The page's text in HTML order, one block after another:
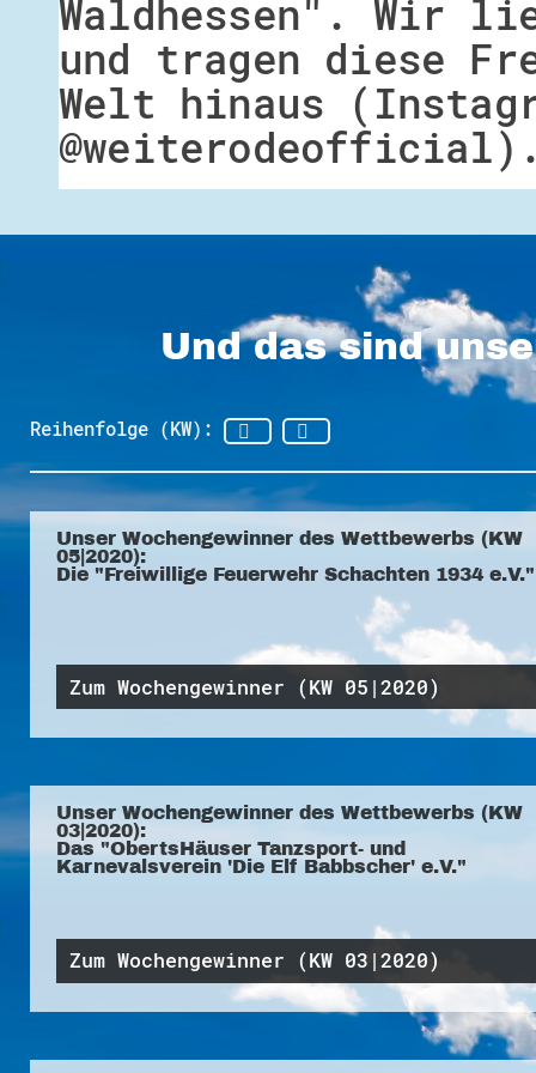
Waldhessen". Wir
und tragen diese
Welt hinaus
Und das sind
Reihenfolge (KW):
Unser Wochengewinner des Wettbewerbs (KW
05|2020):
Die "Freiwillige Feuerwehr Schachten 1934 e.V."
Zum Wochengewinner (KW 05|2020)
Unser Wochengewinner des Wettbewerbs (KW
03|2020):
Das "ObertsHäuser Tanzsport- und
Karnevalsverein 'Die Elf Babbscher' e.V."
Zum Wochengewinner (KW 03|2020)